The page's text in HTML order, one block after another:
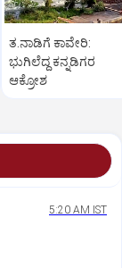
ತ.ನಾಡಿಗೆ ಕಾವೇರಿ:
ಭುಗಿಲೆದ್ದ ಕನ್ನಡಿಗರ
ಆಕ್ರೋಶ
5:20 AM IST